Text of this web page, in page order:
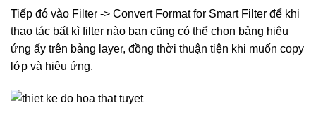
Tiếp đó vào Filter -> Convert Format for Smart Filter để khi
thao tác bất kì filter nào bạn cũng có thể chọn bảng hiệu
ứng ấy trên bảng layer, đồng thời thuận tiện khi muốn copy
lớp và hiệu ứng.